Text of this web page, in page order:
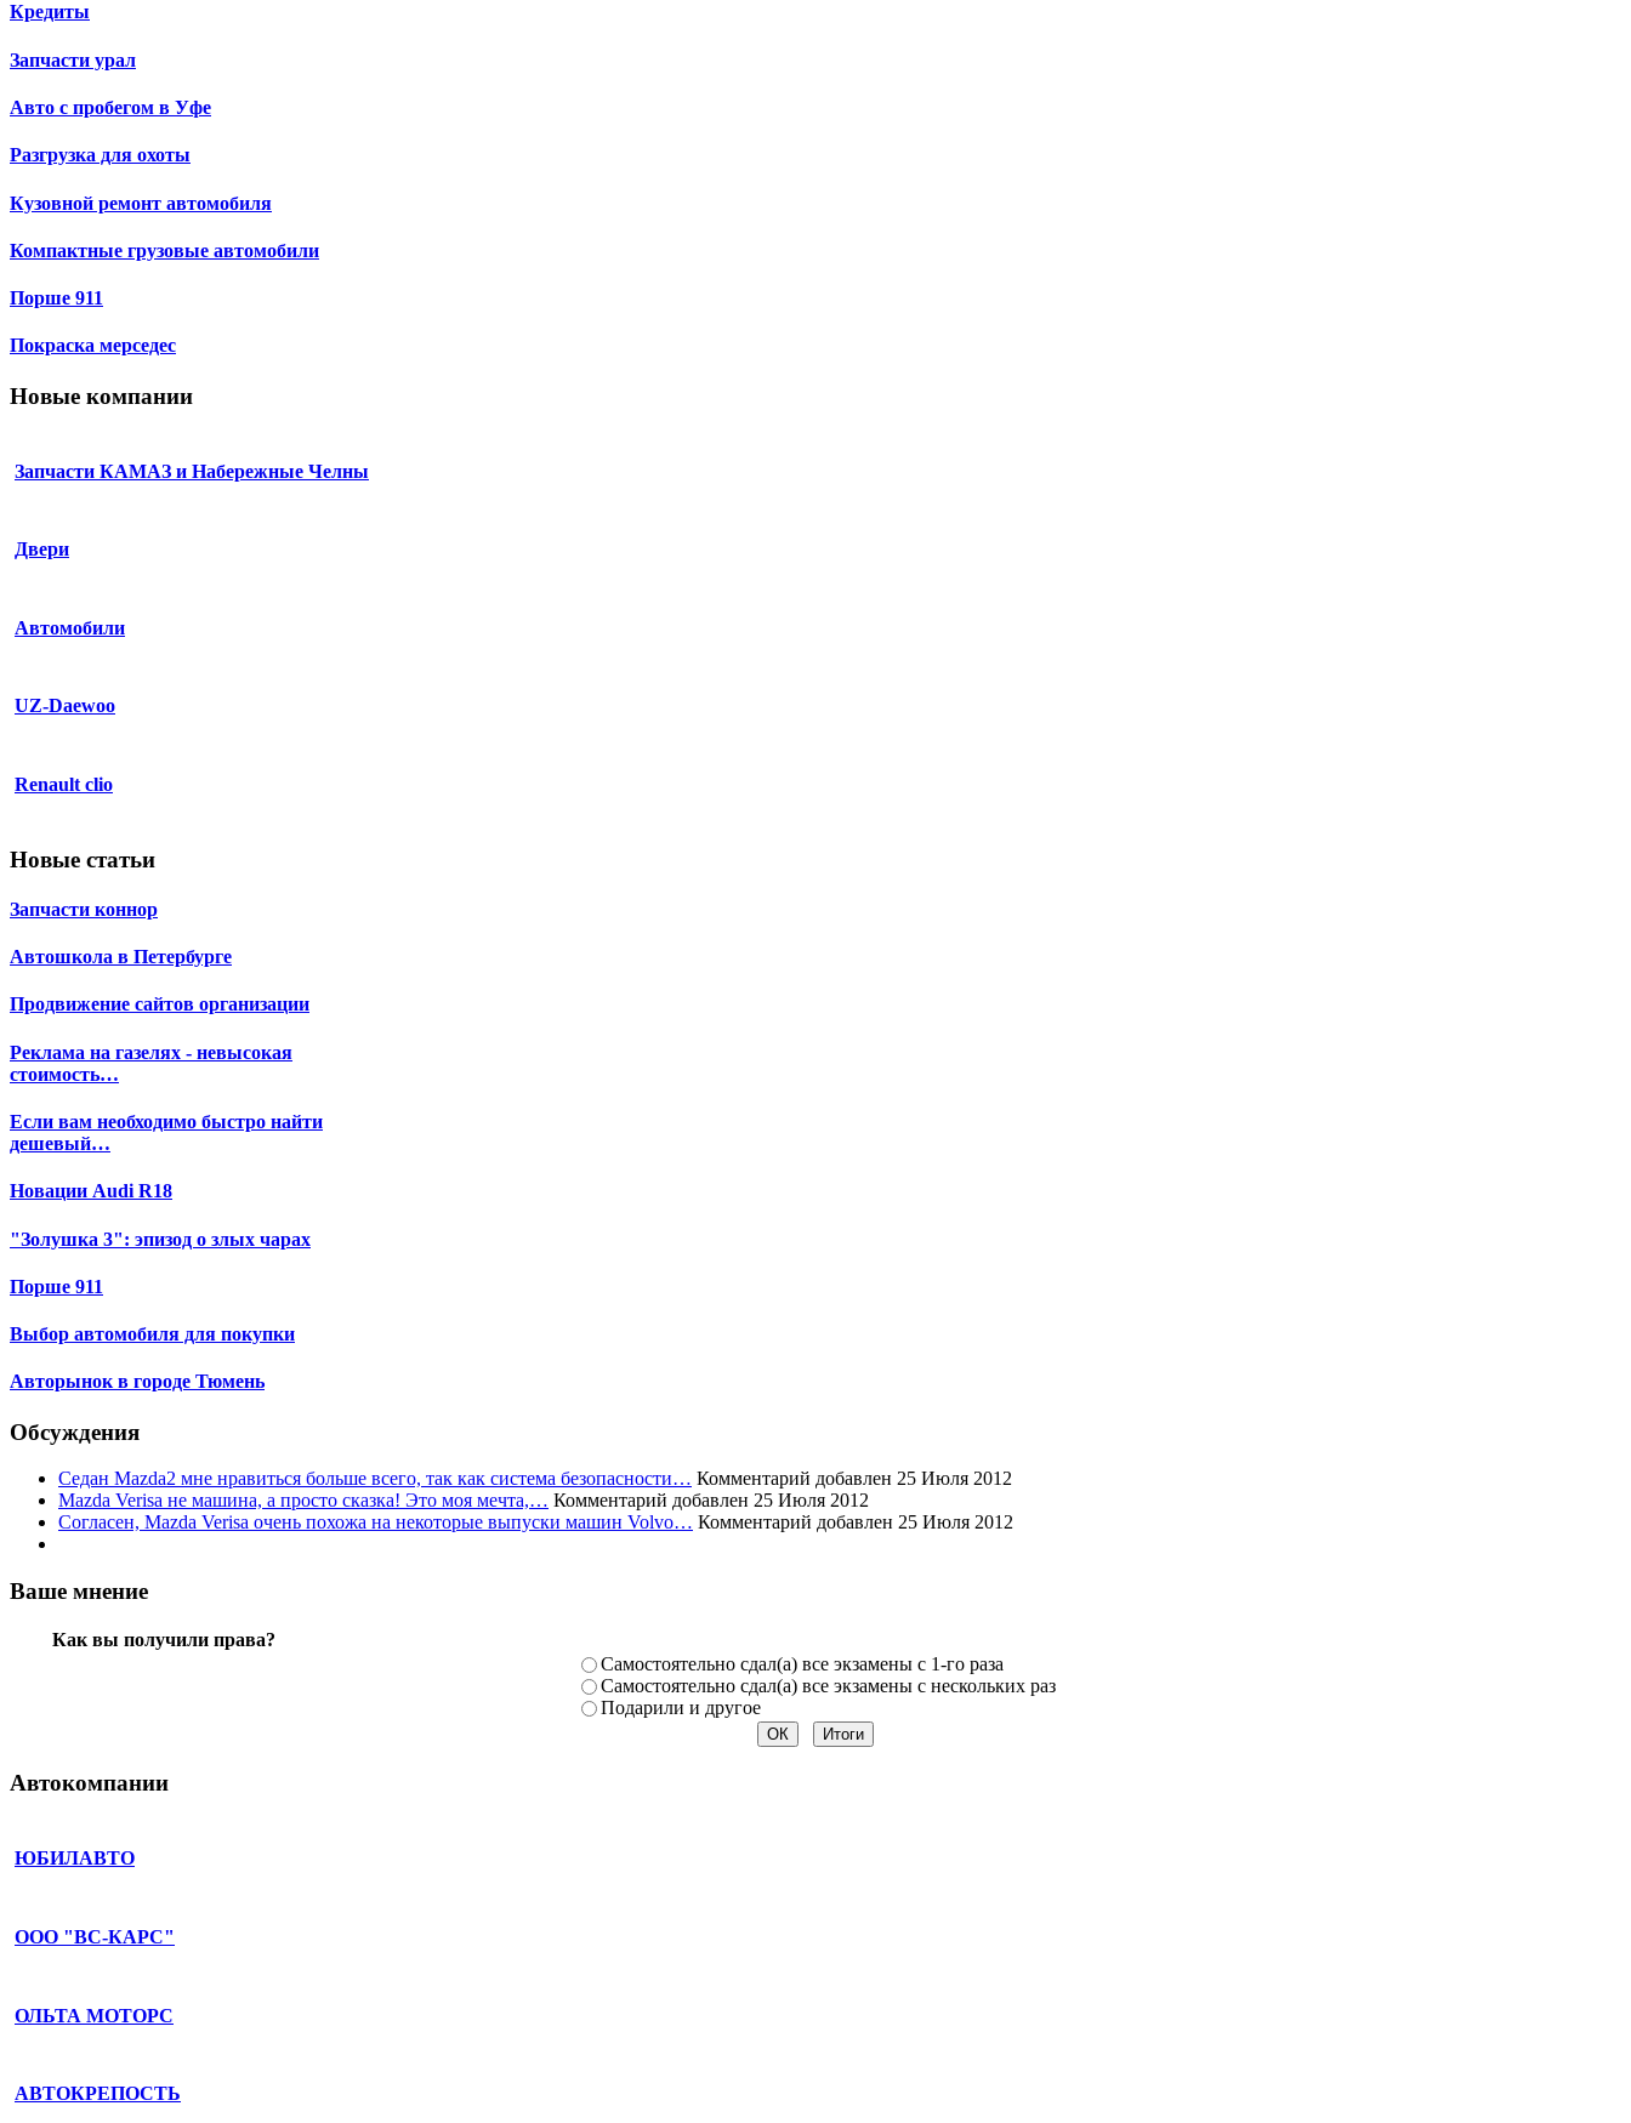
Кредиты
Запчасти урал
Авто с пробегом в Уфе
Разгрузка для охоты
Кузовной ремонт автомобиля
Компактные грузовые автомобили
Порше 911
Покраска мерседес
Новые компании
Запчасти КАМАЗ и Набережные Челны
Двери
Автомобили
UZ-Daewoo
Renault clio
Новые статьи
Запчасти коннор
Автошкола в Петербурге
Продвижение сайтов организации
Реклама на газелях - невысокая
стоимость…
Если вам необходимо быстро найти
дешевый…
Новации Audi R18
"Золушка 3": эпизод о злых чарах
Порше 911
Выбор автомобиля для покупки
Авторынок в городе Тюмень
Обсуждения
Седан Mazda2 мне нравиться больше всего, так как система безопасности… Комментарий добавлен 25 Июля 2012
Mazda Verisa не машина, а просто сказка! Это моя мечта,… Комментарий добавлен 25 Июля 2012
Согласен, Mazda Verisa очень похожа на некоторые выпуски машин Volvo… Комментарий добавлен 25 Июля 2012
Ваше мнение
Как вы получили права?
Самостоя­тельно сдал(а) все экзамены­ с 1-го раза
Самостоя­тельно сдал(а) все экзамены­ с нескольк­их раз
Подарили­ и другое
Автокомпании
ЮБИЛАВТО
ООО "ВС-КАРС"
ОЛЬТА МОТОРС
АВТОКРЕПОСТЬ